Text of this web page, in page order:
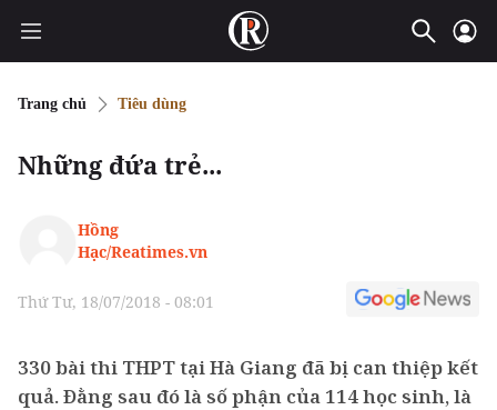
Trang chủ Tiêu dùng
Những đứa trẻ...
Hồng
Hạc/Reatimes.vn
Thứ Tư, 18/07/2018 - 08:01
330 bài thi THPT tại Hà Giang đã bị can thiệp kết
quả. Đằng sau đó là số phận của 114 học sinh, là